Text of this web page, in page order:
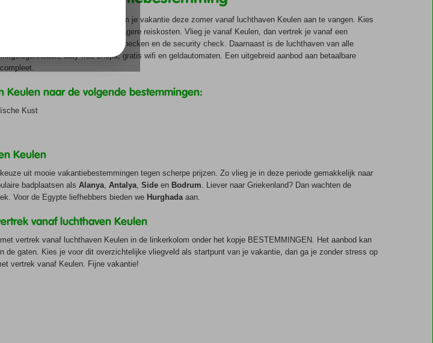
is het een overweging waard om je vakantie deze zomer vanaf luchthaven Keulen aan te vangen. Kies
je van een kortere reistijd en lagere reiskosten. Vlieg je vanaf Keulen, dan vertrek je vanaf een
Dus: kortere wachtrijen bij het inchecken en de security check. Daarnaast is de luchthaven van alle
duty free shops, gratis wifi en geldautomaten. Een uitgebreid aanbod aan betaalbare
Keulen naar de volgende bestemmingen:
Kust
Keulen
uit mooie vakantiebestemmingen tegen scherpe prijzen. Zo vlieg je in deze periode gemakkelijk naar
badplaatsen als Alanya, Antalya, Sideen Bodrum. Liever naar Griekenland? Dan wachten de
Voor de Egypte liefhebbers bieden we Hurghadaaan.
vanaf luchthaven Keulen
vertrek vanaf luchthaven Keulen in de linkerkolom onder het kopje BESTEMMINGEN. Het aanbod kan
de gaten. Kies je voor dit overzichtelijke vliegveld als startpunt van je vakantie, dan ga je zonder stress op
vertrek vanaf Keulen. Fijne vakantie!